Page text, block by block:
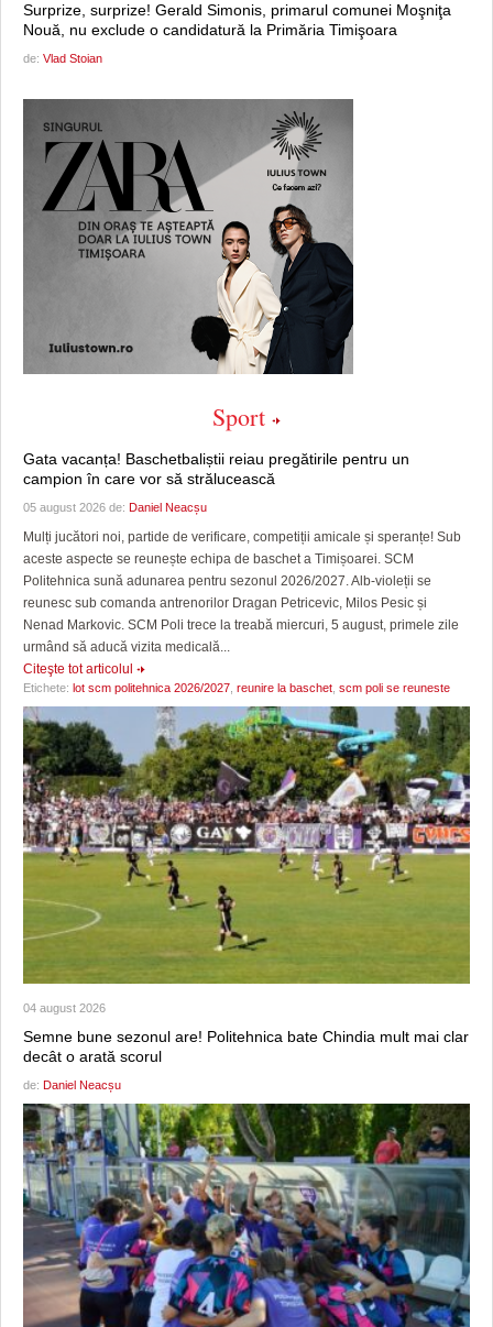
Surprize, surprize! Gerald Simonis, primarul comunei Moşniţa
Nouă, nu exclude o candidatură la Primăria Timişoara
de: Vlad Stoian
Sport
Gata vacanța! Baschetbaliștii reiau pregătirile pentru un
campion în care vor să strălucească
05 august 2026 de: Daniel Neacșu
Mulți jucători noi, partide de verificare, competiții amicale și speranțe! Sub
aceste aspecte se reunește echipa de baschet a Timișoarei. SCM
Politehnica sună adunarea pentru sezonul 2026/2027. Alb-violeții se
reunesc sub comanda antrenorilor Dragan Petricevic, Milos Pesic și
Nenad Markovic. SCM Poli trece la treabă miercuri, 5 august, primele zile
urmând să aducă vizita medicală...
Citeşte tot articolul
Etichete: lot scm politehnica 2026/2027 reunire la baschet scm poli se reuneste
04 august 2026
Semne bune sezonul are! Politehnica bate Chindia mult mai clar
decât o arată scorul
de: Daniel Neacșu